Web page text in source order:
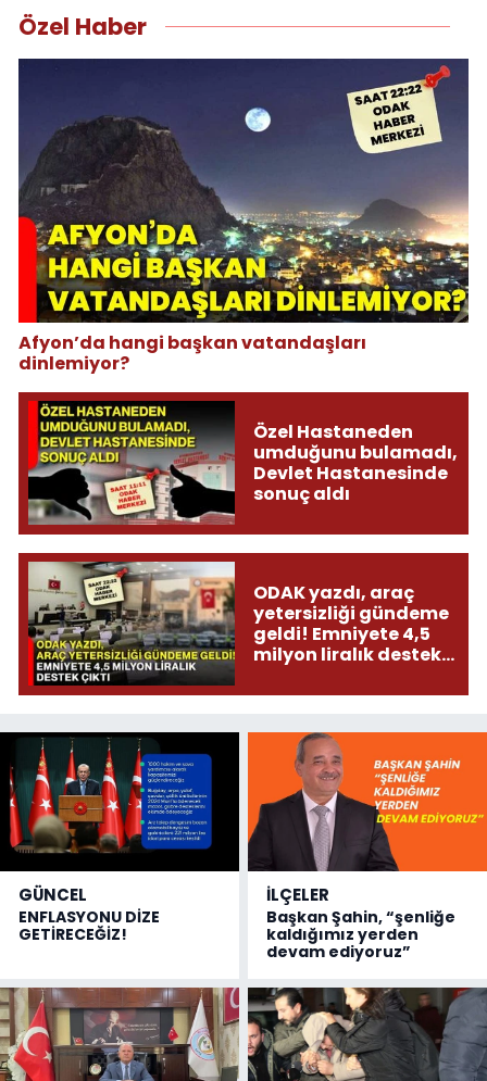
Özel Haber
Afyon’da hangi başkan vatandaşları
dinlemiyor?
Özel Hastaneden
umduğunu bulamadı,
Devlet Hastanesinde
sonuç aldı
ODAK yazdı, araç
yetersizliği gündeme
geldi! Emniyete 4,5
milyon liralık destek
GÜNCEL
ENFLASYONU DİZE
GETİRECEĞİZ!
İLÇELER
Başkan Şahin, “şenliğe
kaldığımız yerden
devam ediyoruz”